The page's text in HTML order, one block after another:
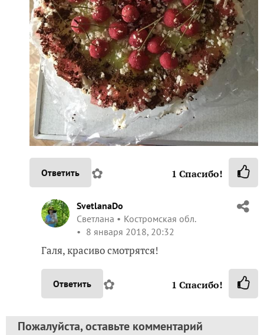
Ответить ✿ 1 Спасибо!
SvetlanaDo
Светлана
Костромская обл.
8 января 2018, 20:32
Галя, красиво смотрятся!
Ответить ✿ 1 Спасибо!
Пожалуйста, оставьте комментарий